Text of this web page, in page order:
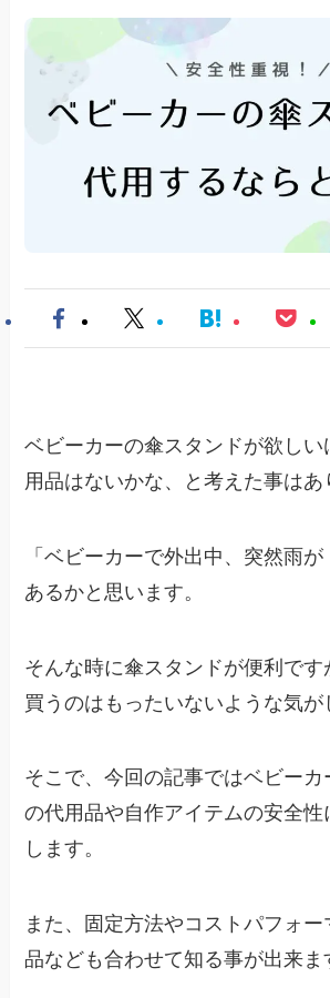
ベビーカーの傘スタンドが欲し
用品はないかな、と考えた事はあ
「ベビーカーで外出中、突然雨
あるかと思います。
そんな時に傘スタンドが便利です
買うのはもったいないような気が
そこで、今回の記事ではベビーカ
の代用品や自作アイテムの安全性
します。
また、固定方法やコストパフォ
品なども合わせて知る事が出来ま